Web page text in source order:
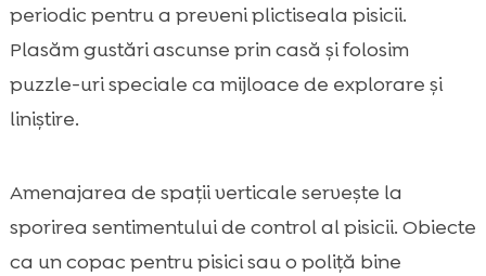
periodic pentru a preveni plictiseala pisicii.
Plasăm gustări ascunse prin casă și folosim
puzzle-uri speciale ca mijloace de explorare și
liniștire.
Amenajarea de spații verticale servește la
sporirea sentimentului de control al pisicii. Obiecte
ca un copac pentru pisici sau o poliță bine